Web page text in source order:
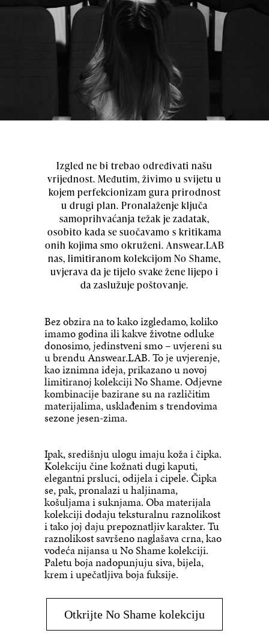
Izgled ne bi trebao određivati našu
vrijednost. Međutim, živimo u svijetu u
kojem perfekcionizam gura prirodnost
u drugi plan. Pronalaženje ključa
samoprihvaćanja težak je zadatak,
osobito kada se suočavamo s kritikama
onih kojima smo okruženi. Answear.LAB
nas, limitiranom kolekcijom No Shame,
uvjerava da je tijelo svake žene lijepo i
da zaslužuje poštovanje.
Bez obzira na to kako izgledamo, koliko
imamo godina ili kakve životne odluke
donosimo, jedinstveni smo – uvjereni su
u brendu Answear.LAB. To je uvjerenje,
kao iznimna ideja, prikazano u novoj
limitiranoj kolekciji No Shame. Odjevne
kombinacije bazirane su na različitim
materijalima, usklađenim s trendovima
sezone jesen-zima.
Ipak, središnju ulogu imaju koža i čipka.
Kolekciju čine kožnati dugi kaputi,
elegantni prsluci, odijela i cipele. Čipka
se, pak, pronalazi u haljinama,
košuljama i suknjama. Oba materijala
kolekciji dodaju teksturalnu raznolikost
i tako joj daju prepoznatljiv karakter. Tu
raznolikost savršeno naglašava crna, kao
vodeća nijansa u No Shame kolekciji.
Paletu boja nadopunjuju siva, bijela,
krem i upečatljiva boja fuksije.
Otkrijte No Shame kolekciju